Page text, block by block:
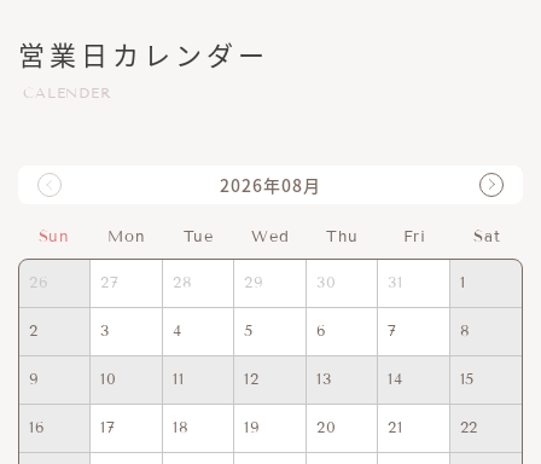
営業日カレンダー
CALENDER
2026年08月
Sun Mon Tue Wed Thu Fri Sat
26 27 28 29 30 31 1
2 3 4 5 6 7 8
9 10 11 12 13 14 15
16 17 18 19 20 21 22